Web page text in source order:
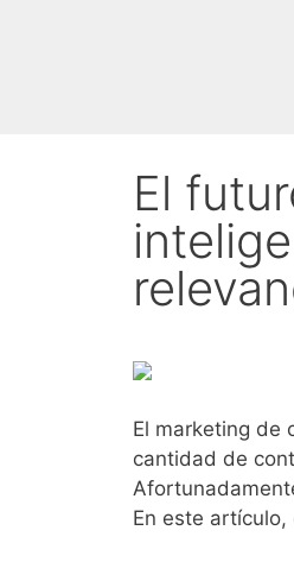
El
El marketing de
cantidad de
En este